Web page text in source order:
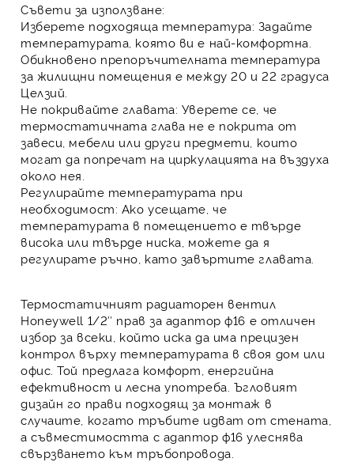
Съвети за използване:
Изберете подходяща температура: Задайте
температурата, която ви е най-комфортна.
Обикновено препоръчителната температура
за жилищни помещения е между 20 и 22 градуса
Целзий.
Не покривайте главата: Уверете се, че
термостатичната глава не е покрита от
завеси, мебели или други предмети, които
могат да попречат на циркулацията на въздуха
около нея.
Регулирайте температурата при
необходимост: Ако усещате, че
температурата в помещението е твърде
висока или твърде ниска, можете да я
регулирате ръчно, като завъртите главата.
Термостатичният радиаторен вентил
Honeywell 1/2″ прав за адаптор ф16 е отличен
избор за всеки, който иска да има прецизен
контрол върху температурата в своя дом или
офис. Той предлага комфорт, енергийна
ефективност и лесна употреба. Ъгловият
дизайн го прави подходящ за монтаж в
случаите, когато тръбите идват от стената,
а съвместимостта с адаптор ф16 улеснява
свързването към тръбопровода.